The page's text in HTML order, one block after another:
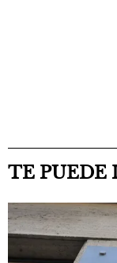
TE PUEDE